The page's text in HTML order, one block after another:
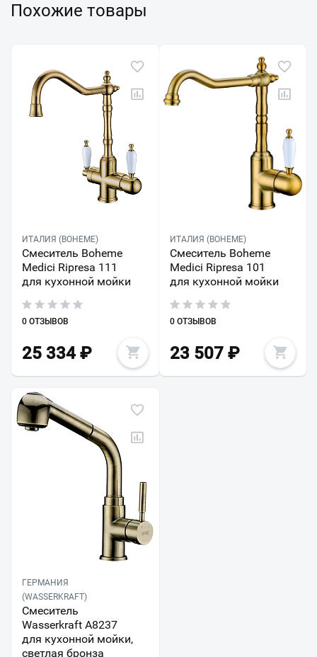
Похожие товары
ИТАЛИЯ (BOHEME)
Смеситель Boheme
Medici Ripresa 111
для кухонной мойки
0 ОТЗЫВОВ
25 334 ₽
ИТАЛИЯ (BOHEME)
Смеситель Boheme
Medici Ripresa 101
для кухонной мойки
0 ОТЗЫВОВ
23 507₽
ГЕРМАНИЯ
(WASSERKRAFT)
Смеситель
Wasserkraft A8237
для кухонной мойки,
светлая бронза